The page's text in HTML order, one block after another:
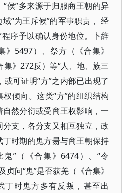
侯”多来源于归服商王朝的异
“为王斥候”的军事职责， 经
序予以确认身份地位。卜辞
5497）、祭方（《合集》
》272反）等“人、地、族三
或可证明“方”之内部已出现了
倾向。这类“方”的组织结构
然分衍或受商王权影响，一
支，各分支又相互独立，政
时期的鬼方昜与商王朝保持
”（《合集》6474）、“令
贞问“鬼”是否获羌（《合集》
丁时鬼方多有反叛，甚至出